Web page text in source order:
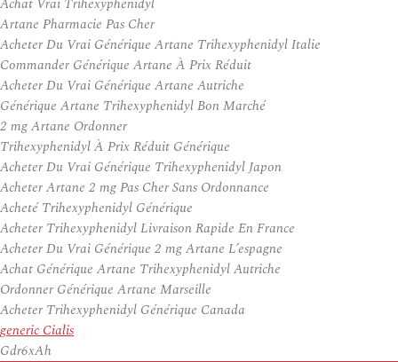
Artane Pharmacie Pas Cher
Acheter Du Vrai Générique Artane Trihexyphenidyl Italie
Commander Générique Artane À Prix Réduit
Acheter Du Vrai Générique Artane Autriche
Générique Artane Trihexyphenidyl Bon Marché
2 mg Artane Ordonner
Trihexyphenidyl À Prix Réduit Générique
Acheter Du Vrai Générique Trihexyphenidyl Japon
Acheter Artane 2 mg Pas Cher Sans Ordonnance
Acheté Trihexyphenidyl Générique
Acheter Trihexyphenidyl Livraison Rapide En France
Acheter Du Vrai Générique 2 mg Artane L’espagne
Achat Générique Artane Trihexyphenidyl Autriche
Ordonner Générique Artane Marseille
Acheter Trihexyphenidyl Générique Canada
generic Cialis
Gdr6xAh